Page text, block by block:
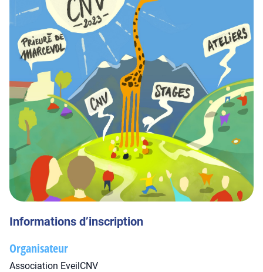
Informations d’inscription
Organisateur
Association EveilCNV